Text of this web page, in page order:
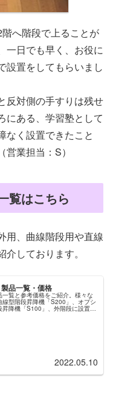
へ階段で上ることが
一日でも早く、お役に
設置をしてもらいまし
反対側の手すりは残せ
にある、学習塾として
なく設置できたこと
業担当：S）
覧はこちら
用、曲線階段用や直線
しております。
品一覧・価格
覧と参考価格をご紹介。様々な
型階段昇降機「S200」、オプシ
昇降機「S100」、外階段に設置で
2022.05.10